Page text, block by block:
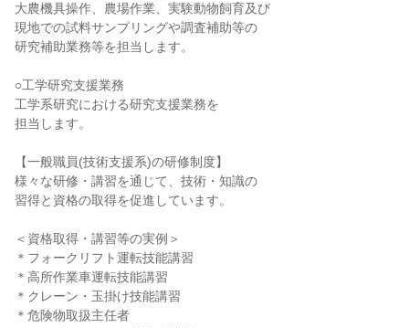
大農機具操作、農場作業、実験動物飼育及び
現地での試料サンプリングや調査補助等の
研究補助業務等を担当します。
○工学研究支援業務
工学系研究における研究支援業務を
担当します。
【一般職員(技術支援系)の研修制度】
様々な研修・講習を通じて、技術・知識の
習得と資格の取得を促進しています。
＜資格取得・講習等の実例＞
＊フォークリフト運転技能講習
＊高所作業車運転技能講習
＊クレーン・玉掛け技能講習
＊危険物取扱主任者